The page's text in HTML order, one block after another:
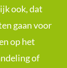
ook, dat
gaan voor
op het
of